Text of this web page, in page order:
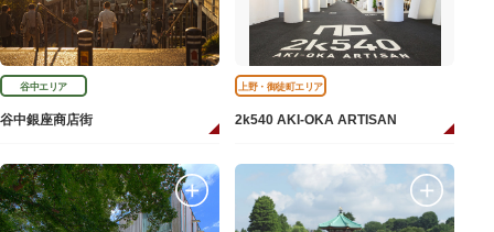
谷中エリア
谷中銀座商店街
上野・御徒町エリア
2k540 AKI-OKA ARTISAN